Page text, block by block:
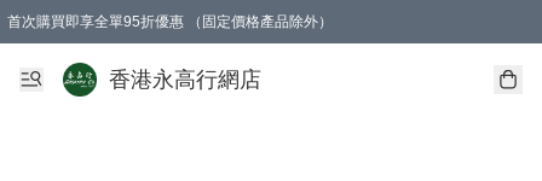
首次購買即享全單95折優惠 （固定價格產品除外）
澳門地區購物滿$800免運費
香港地區購物滿$600免運費
購買滿HK$1000即可免費獲得一個GEARLEX Small Ear Carabiner 2.0 扣環（贈品
香港永高行網店